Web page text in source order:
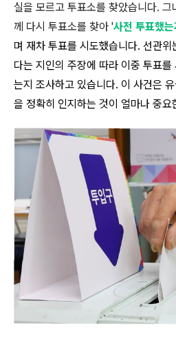
실을 모르고 투표소를 찾았습니다.
께 다시 투표소를 찾아 '사전 투표했
며 재차 투표를 시도했습니다. 선관
다는 지인의 주장에 따라 이중 투표
는지 조사하고 있습니다. 이 사건은
을 정확히 인지하는 것이 얼마나 중요